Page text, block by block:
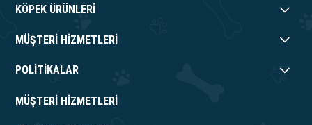
KÖPEK ÜRÜNLERİ
MÜŞTERİ HİZMETLERİ
POLİTİKALAR
MÜŞTERİ HİZMETLERİ